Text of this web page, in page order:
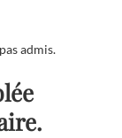
admis.